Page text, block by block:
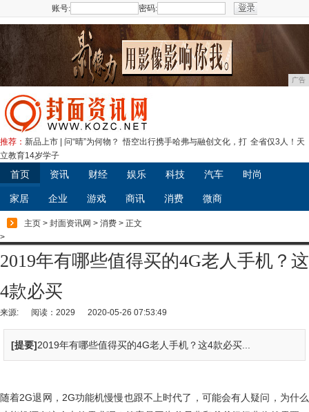
账号: 密码:
广告
推荐： 新品上市 | 问“晴”为何物？ 悟空出行携手哈弗与融创文化，打 全省仅3人！天
立教育14岁学子
首页 资讯 财经 娱乐 科技 汽车 时尚
家居 企业 游戏 商讯 消费 微商
主页 > 封面资讯网 > 消费 > 正文
>
2019年有哪些值得买的4G老人手机？这
4款必买
来源: 阅读：2029 2020-05-26 07:53:49
[提要]2019年有哪些值得买的4G老人手机？这4款必买...
随着2G退网，2G功能机慢慢也跟不上时代了，可能会有人疑问，为什么